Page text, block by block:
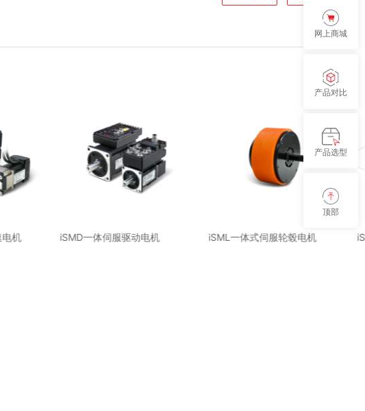
电机 iSMD一体伺服驱动电机 iSML一体式伺服轮毂电机
网上商城
产品对比
产品选型
顶部